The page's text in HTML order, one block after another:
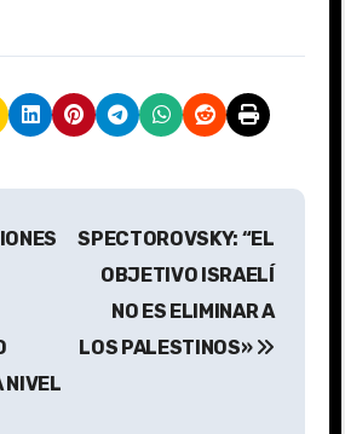
NIVEL
SPECTOROVSKY: “EL
OBJETIVO ISRAELÍ
NO ES ELIMINAR A
LOS PALESTINOS»